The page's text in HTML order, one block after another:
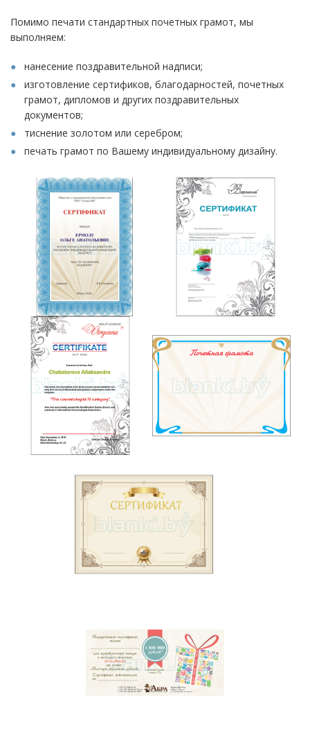
Помимо печати стандартных почетных грамот, мы
выполняем:
нанесение поздравительной надписи;
изготовление сертификов, благодарностей, почетных
грамот, дипломов и других поздравительных
документов;
тиснение золотом или серебром;
печать грамот по Вашему индивидуальному дизайну.